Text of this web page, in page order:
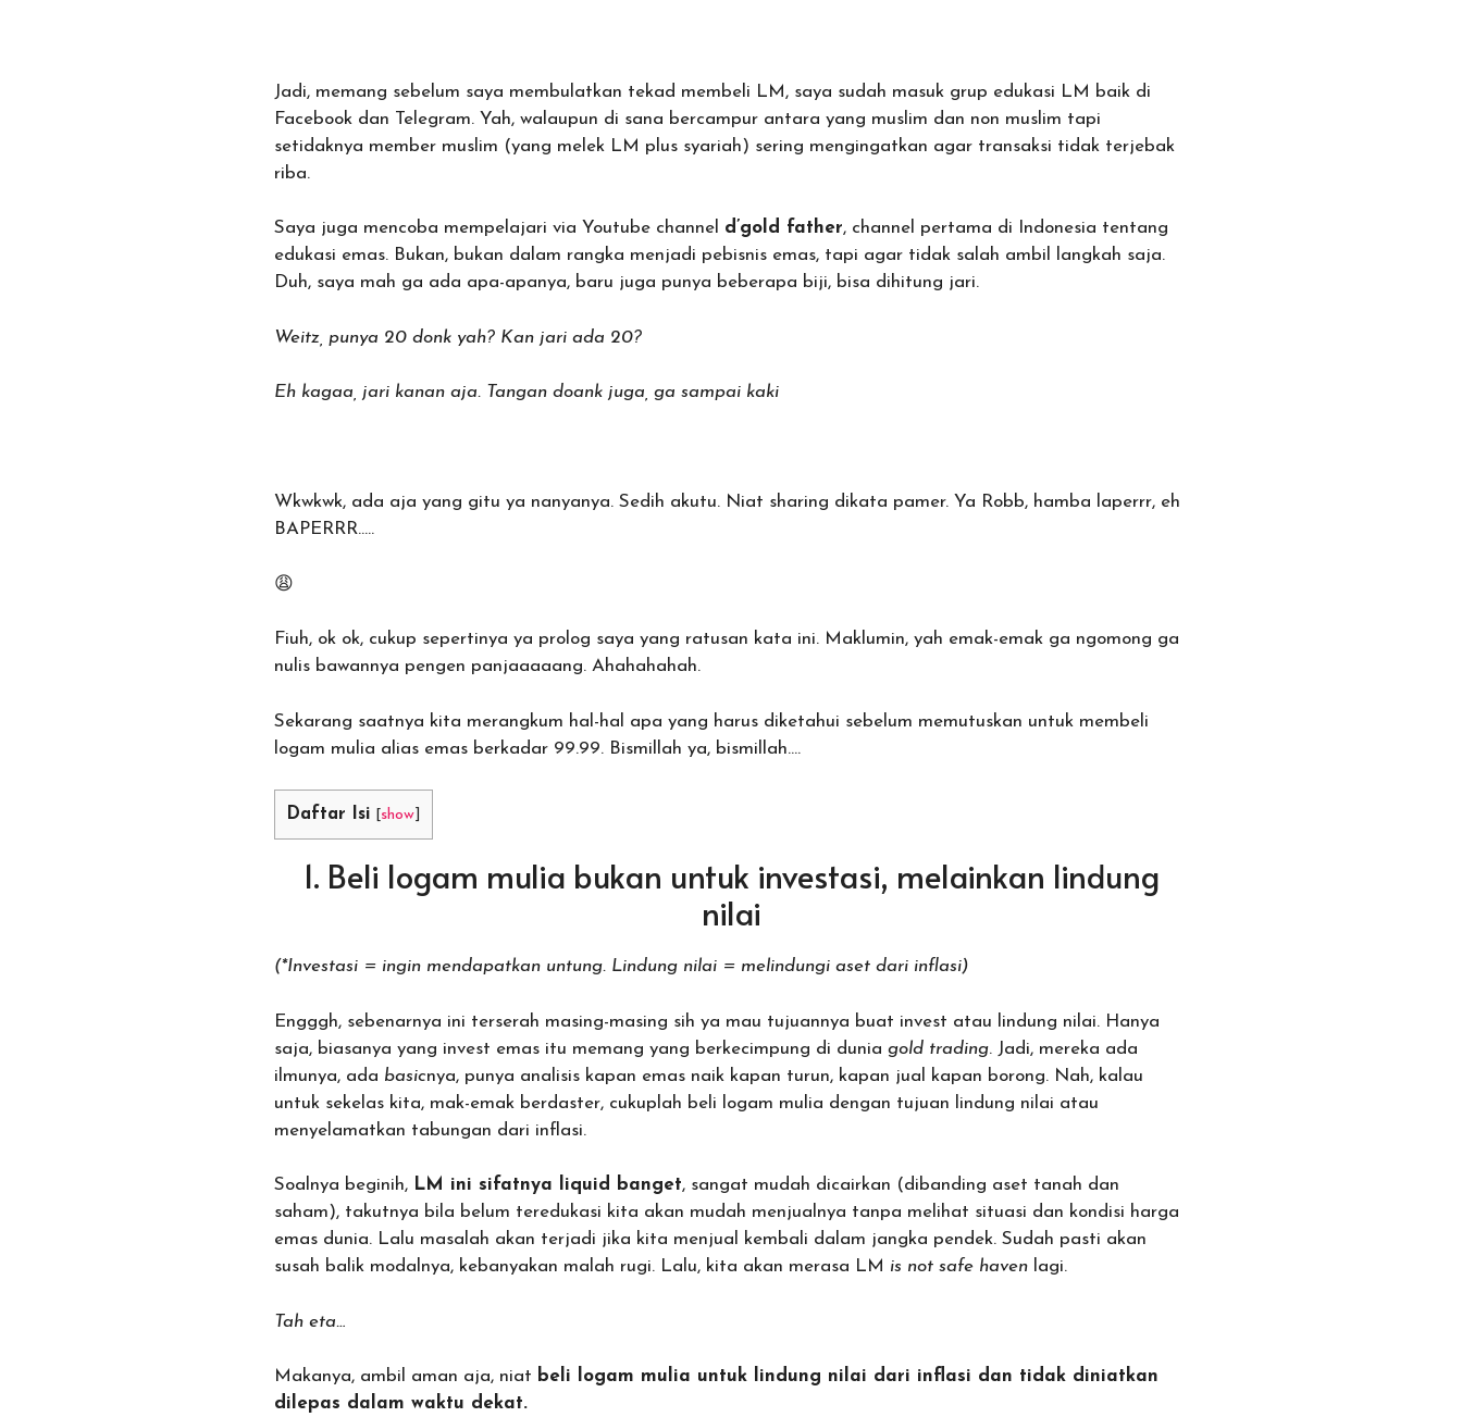
Jadi, memang sebelum saya membulatkan tekad membeli LM, saya sudah masuk grup edukasi LM baik di
Facebook dan Telegram. Yah, walaupun di sana bercampur antara yang muslim dan non muslim tapi
setidaknya member muslim (yang melek LM plus syariah) sering mengingatkan agar transaksi tidak terjebak
riba.
Saya juga mencoba mempelajari via Youtube channel d’gold father, channel pertama di Indonesia tentang
edukasi emas. Bukan, bukan dalam rangka menjadi pebisnis emas, tapi agar tidak salah ambil langkah saja.
Duh, saya mah ga ada apa-apanya, baru juga punya beberapa biji, bisa dihitung jari.
Weitz, punya 20 donk yah? Kan jari ada 20?
Eh kagaa, jari kanan aja. Tangan doank juga, ga sampai kaki
Wkwkwk, ada aja yang gitu ya nanyanya. Sedih akutu. Niat sharing dikata pamer. Ya Robb, hamba laperrr, eh
BAPERRR…..
😩
Fiuh, ok ok, cukup sepertinya ya prolog saya yang ratusan kata ini. Maklumin, yah emak-emak ga ngomong ga
nulis bawannya pengen panjaaaaang. Ahahahahah.
Sekarang saatnya kita merangkum hal-hal apa yang harus diketahui sebelum memutuskan untuk membeli
logam mulia alias emas berkadar 99.99. Bismillah ya, bismillah….
Daftar Isi [show
1. Beli logam mulia bukan untuk investasi, melainkan lindung
nilai
(*Investasi = ingin mendapatkan untung. Lindung nilai = melindungi aset dari inflasi)
Engggh, sebenarnya ini terserah masing-masing sih ya mau tujuannya buat invest atau lindung nilai. Hanya
saja, biasanya yang invest emas itu memang yang berkecimpung di dunia gold trading. Jadi, mereka ada
ilmunya, ada basicnya, punya analisis kapan emas naik kapan turun, kapan jual kapan borong. Nah, kalau
untuk sekelas kita, mak-emak berdaster, cukuplah beli logam mulia dengan tujuan lindung nilai atau
menyelamatkan tabungan dari inflasi.
Soalnya beginih, LM ini sifatnya liquid banget, sangat mudah dicairkan (dibanding aset tanah dan
saham), takutnya bila belum teredukasi kita akan mudah menjualnya tanpa melihat situasi dan kondisi harga
emas dunia. Lalu masalah akan terjadi jika kita menjual kembali dalam jangka pendek. Sudah pasti akan
susah balik modalnya, kebanyakan malah rugi. Lalu, kita akan merasa LM is not safe haven lagi.
Tah eta…
Makanya, ambil aman aja, niat beli logam mulia untuk lindung nilai dari inflasi dan tidak diniatkan
dilepas dalam waktu dekat.